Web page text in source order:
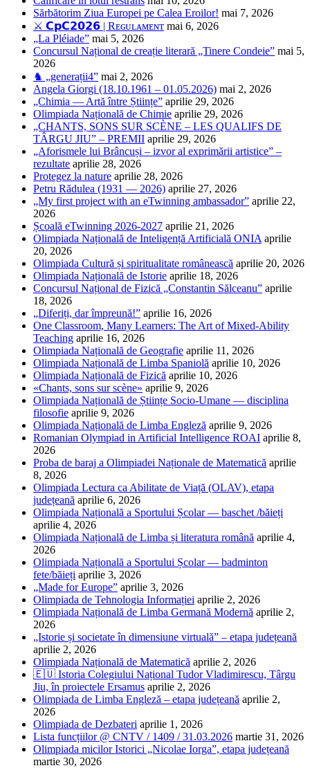
Sărbătorim Ziua Europei pe Calea Eroilor! mai 7, 2026
⚔️ 𝗖𝗽𝗖𝟮𝟬𝟮𝟲 | Rᴇɢᴜʟᴀᴍᴇɴᴛ mai 6, 2026
„La Pléiade” mai 5, 2026
Concursul Național de creație literară „Tinere Condeie” mai 5,
2026
♞ „generații4” mai 2, 2026
Angela Giorgi (18.10.1961 – 01.05.2026) mai 2, 2026
„Chimia — Artă între Științe” aprilie 29, 2026
Olimpiada Națională de Chimie aprilie 29, 2026
„CHANTS, SONS SUR SCÈNE – LES QUALIFS DE
TÂRGU JIU” – PREMII aprilie 29, 2026
„Aforismele lui Brâncuși – izvor al exprimării artistice” –
rezultate aprilie 28, 2026
Protegez la nature aprilie 28, 2026
Petru Rădulea (1931 — 2026) aprilie 27, 2026
„My first project with an eTwinning ambassador” aprilie 22,
2026
Școală eTwinning 2026-2027 aprilie 21, 2026
Olimpiada Națională de Inteligență Artificială ONIA aprilie
20, 2026
Olimpiada Cultură și spiritualitate românească aprilie 20, 2026
Olimpiada Națională de Istorie aprilie 18, 2026
Concursul Național de Fizică „Constantin Sălceanu” aprilie
18, 2026
„Diferiți, dar împreună!” aprilie 16, 2026
One Classroom, Many Learners: The Art of Mixed-Ability
Teaching aprilie 16, 2026
Olimpiada Națională de Geografie aprilie 11, 2026
Olimpiada Națională de Limba Spaniolă aprilie 10, 2026
Olimpiada Națională de Fizică aprilie 10, 2026
«Chants, sons sur scène» aprilie 9, 2026
Olimpiada Națională de Științe Socio-Umane — disciplina
filosofie aprilie 9, 2026
Olimpiada Națională de Limba Engleză aprilie 9, 2026
Romanian Olympiad in Artificial Intelligence ROAI aprilie 8,
2026
Proba de baraj a Olimpiadei Naționale de Matematică aprilie
8, 2026
Olimpiada Lectura ca Abilitate de Viață (OLAV), etapa
județeană aprilie 6, 2026
Olimpiada Națională a Sportului Școlar — baschet /băieți
aprilie 4, 2026
Olimpiada Națională de Limba și literatura română aprilie 4,
2026
Olimpiada Națională a Sportului Școlar — badminton
fete/băieți aprilie 3, 2026
„Made for Europe” aprilie 3, 2026
Olimpiada de Tehnologia Informației aprilie 2, 2026
Olimpiada Națională de Limba Germană Modernă aprilie 2,
2026
„Istorie și societate în dimensiune virtuală” – etapa județeană
aprilie 2, 2026
Olimpiada Națională de Matematică aprilie 2, 2026
🇪🇺 Istoria Colegiului Național Tudor Vladimirescu, Târgu
Jiu, în proiectele Ersamus aprilie 2, 2026
Olimpiada de Limba Engleză – etapa județeană aprilie 2,
2026
Olimpiada de Dezbateri aprilie 1, 2026
Lista funcțiilor @ CNTV / 1409 / 31.03.2026 martie 31, 2026
Olimpiada micilor Istorici „Nicolae Iorga”, etapa județeană
martie 30, 2026